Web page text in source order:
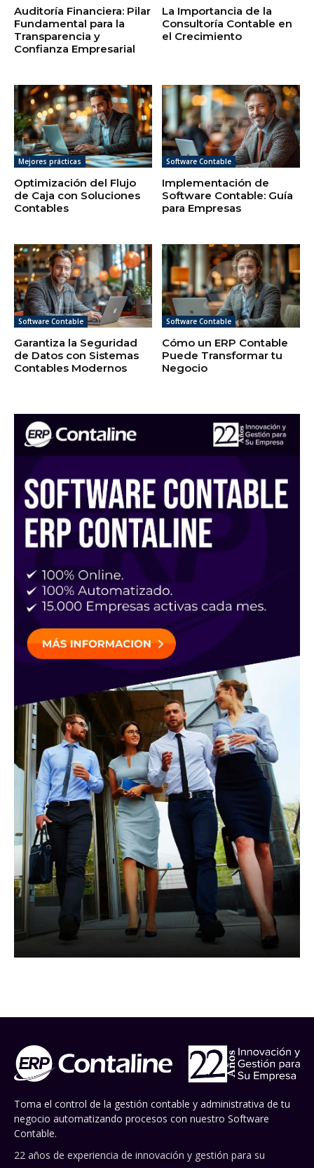
Auditoría Financiera: Pilar
Fundamental para la
Transparencia y
Confianza Empresarial
La Importancia de la
Consultoría Contable en
el Crecimiento
Mejores prácticas
Optimización del Flujo
de Caja con Soluciones
Contables
Software Contable
Implementación de
Software Contable: Guía
para Empresas
Software Contable
Garantiza la Seguridad
de Datos con Sistemas
Contables Modernos
Software Contable
Cómo un ERP Contable
Puede Transformar tu
Negocio
Toma el control de la gestión contable y administrativa de tu
negocio automatizando procesos con nuestro Software
Contable.
22 años de experiencia de innovación y gestión para su